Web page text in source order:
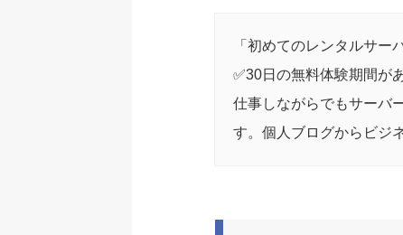
「初めてのレンタルサー
✅30日の無料体験期間が
仕事しながらでもサーバ
す。個人ブログからビジ